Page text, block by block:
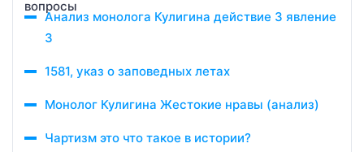
Анализ монолога Кулигина действие 3 явление
3
1581, указ о заповедных летах
Монолог Кулигина Жестокие нравы (анализ)
Чартизм это что такое в истории?